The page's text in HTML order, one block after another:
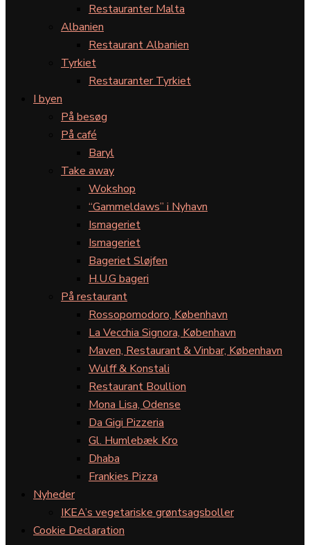
Restauranter Malta
Albanien
Restaurant Albanien
Tyrkiet
Restauranter Tyrkiet
I byen
På besøg
På café
Baryl
Take away
Wokshop
“Gammeldaws” i Nyhavn
Ismageriet
Ismageriet
Bageriet Sløjfen
H.U.G bageri
På restaurant
Rossopomodoro, København
La Vecchia Signora, København
Maven, Restaurant & Vinbar, København
Wulff & Konstali
Restaurant Boullion
Mona Lisa, Odense
Da Gigi Pizzeria
Gl. Humlebæk Kro
Dhaba
Frankies Pizza
Nyheder
IKEA’s vegetariske grøntsagsboller
Cookie Declaration